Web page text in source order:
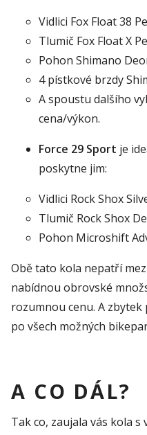
Vidlici Fox Float 38
Tlumič Fox Float X
Pohon Shimano
4 pístkové brzdy
A spoustu dalšího
cena/výkon.
Force 29 Sport je
poskytne jim:
Vidlici Rock Shox
Tlumič Rock Shox
Pohon Microshift
Obě tato kola nepatří
nabídnou obrovské
rozumnou cenu. A
po všech možných
A CO DÁL?
Tak co, zaujala vás kola s